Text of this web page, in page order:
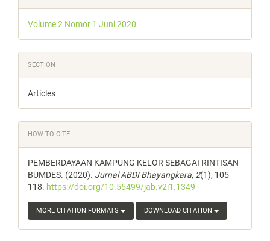
Details
Volume 2 Nomor 1 Juni 2020
SECTION
Articles
HOW TO CITE
PEMBERDAYAAN KAMPUNG KELOR SEBAGAI RINTISAN
BUMDES. (2020). Jurnal ABDI Bhayangkara, 2(1), 105-
118. https://doi.org/10.55499/jab.v2i1.1349
MORE CITATION FORMATS DOWNLOAD CITATION